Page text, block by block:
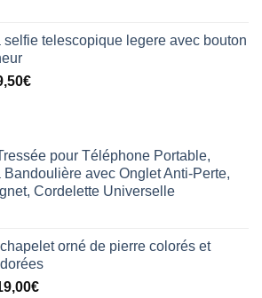
selfie telescopique legere avec bouton
€
pour Téléphone Portable,
Bandoulière avec Onglet Anti-Perte,
Cordelette Universelle
orné de pierre colorés et
€Le